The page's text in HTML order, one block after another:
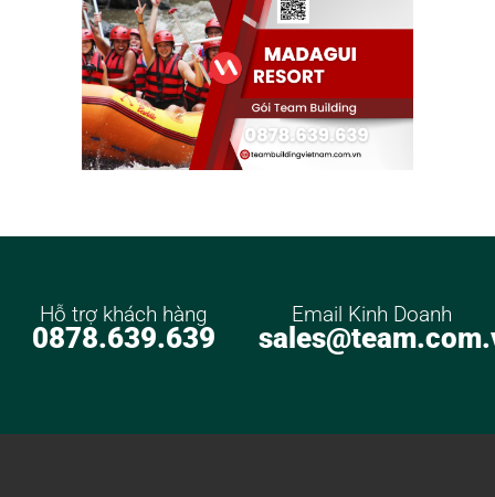
Hỗ trợ khách hàng
0878.639.639
Email Kinh Doanh